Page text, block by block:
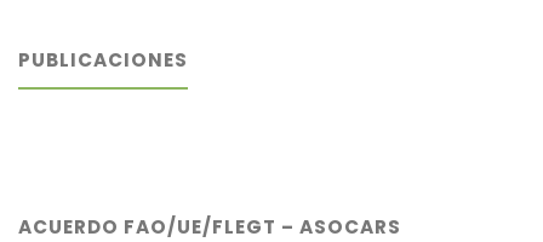
PUBLICACIONES
ACUERDO FAO/UE/FLEGT – ASOCARS